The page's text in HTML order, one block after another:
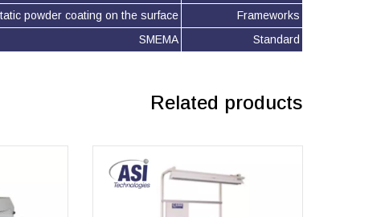
Frameworks
powder coating on the surface.
Standard
SMEMA
Related products